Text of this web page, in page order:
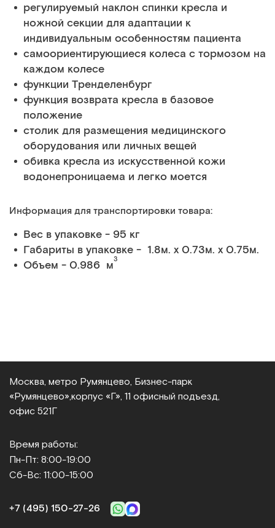
регулируемый наклон спинки кресла и
ножной секции для адаптации к
индивидуальным особенностям пациента
самоориентирующиеся колеса с тормозом на
каждом колесе
функции Тренделенбург
функция возврата кресла в базовое
положение
столик для размещения медицинского
оборудования или личных вещей
обивка кресла из искусственной кожи
водонепроницаема и легко моется
Информация для транспортировки товара:
Вес в упаковке - 95 кг
Габариты в упаковке - 1.8м. x 0.73м. x 0.75м.
Объем - 0.986 м3
Москва, метро Румянцево, Бизнес‑парк
«Румянцево», корпус «Г», 11 офисный подъезд,
офис 521Г
Время работы:
Пн-Пт: 8:00-19:00
Сб-Вс: 11:00-15:00
+7 (495) 150‑27‑26